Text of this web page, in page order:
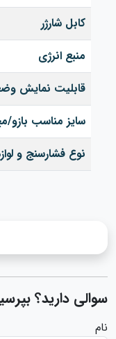
کابل شارژر
منبع انرژی
قابلیت‌ نمایش
سایز مناسب بازو/
نوع فشارسنج و
سوالی دارید؟
نام